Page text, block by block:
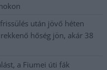
után jövő héten
hőség jön, akár 38
a Fiumei úti fák